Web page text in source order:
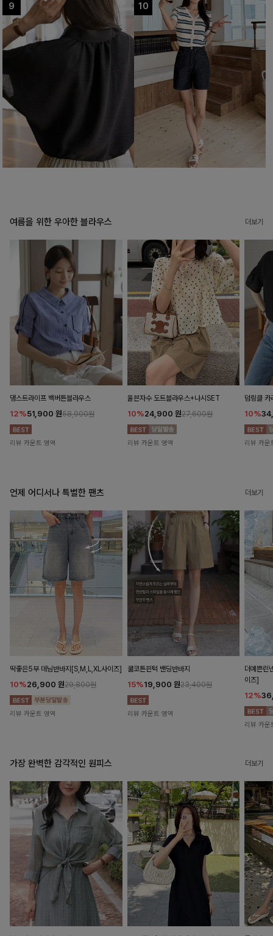
여름을 위한 우아한 블라우스 더보기
댕스트라이프 백버튼블라우스
12%51,900 원58,900원
리뷰 카운트 영역
율븐자수 도트블라우스+나시SET
10%24,900 원27,600원
리뷰 카운트 영역
덤링클 카
10%
리뷰 카운
언제 어디서나 특별한 팬츠 더보기
딱좋은5부 데님반바지[S,M,L,XL사이즈]
10%26,900 원29,800원
리뷰 카운트 영역
쿨코튼핀턱 밴딩반바지
15%19,900 원23,400원
리뷰 카운트 영역
더예쁜린
이즈]
12%
리뷰 카운
가장 완벽한 감각적인 원피스 더보기